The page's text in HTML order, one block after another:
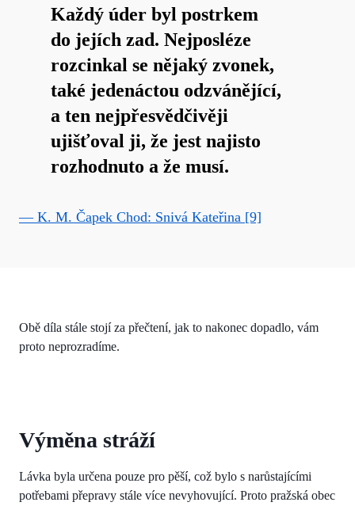
Každý úder byl postrkem
do jejích zad. Nejposléze
rozcinkal se nějaký zvonek,
také jedenáctou odzvánějící,
a ten nejpřesvědčivěji
ujišťoval ji, že jest najisto
rozhodnuto a že musí.
— K. M. Čapek Chod: Snivá Kateřina [9]
Obě díla stále stojí za přečtení, jak to nakonec dopadlo, vám
proto neprozradíme.
Výměna stráží
Lávka byla určena pouze pro pěší, což bylo s narůstajícími
potřebami přepravy stále více nevyhovující. Proto pražská obec